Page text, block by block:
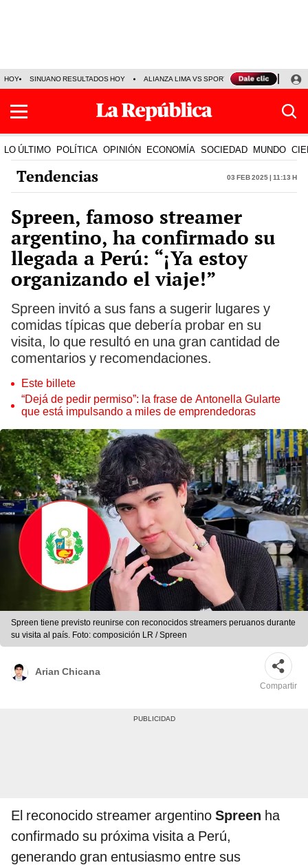
HOY SINUANO RESULTADOS HOY ALIANZA LIMA VS SPORT BOYS JORGE
LO ÚLTIMO POLÍTICA OPINIÓN ECONOMÍA SOCIEDAD MUNDO
Tendencias 03 Feb 2025 | 11:13 h
Spreen, famoso streamer
argentino, ha confirmado su
llegada a Perú: “¡Ya estoy
organizando el viaje!”
Spreen invitó a sus fans a sugerir lugares y
comidas típicas que debería probar en su
visita, lo que resultó en una gran cantidad de
comentarios y recomendaciones.
Este billete
“Dejá de pedir permiso”: la frase de Antonella Gularte
que está impulsando a miles de emprendedoras
Spreen tiene previsto reunirse con reconocidos streamers peruanos durante
su visita al país. Foto: composición LR / Spreen
Arian Chicana
Compartir
El reconocido streamer argentino Spreen ha
confirmado su próxima visita a Perú,
generando gran entusiasmo entre sus